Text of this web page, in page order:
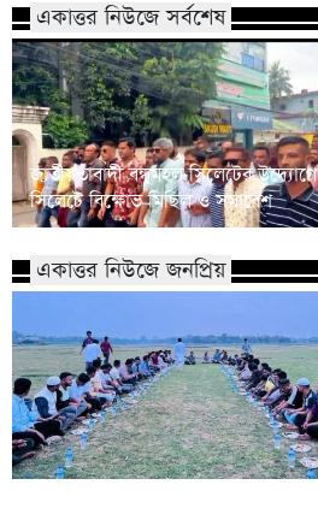
একাত্তর নিউজে সর্বশেষ
জাতীয়তাবাদী বন্ধুমহল সিলেটের উদ্যোগে
সিলেটে বিক্ষোভ মিছিল ও সমাবেশ
একাত্তর নিউজে জনপ্রিয়